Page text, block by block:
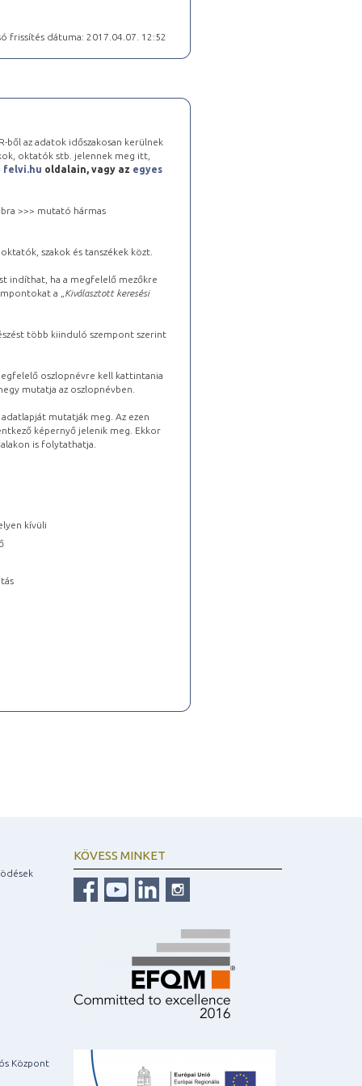
frissítés dátuma: 2017.04.07. 12:52
ből az adatok időszakosan kerülnek
oktatók stb. jelennek meg itt,
felvi.hu oldalain, vagy az egyes
>>> mutató hármas
szakok és tanszékek közt.
indíthat, ha a megfelelő mezőkre
a „ Kiválasztott keresési
több kiinduló szempont szerint
oszlopnévre kell kattintania
mutatja az oszlopnévben.
mutatják meg. Az ezen
képernyő jelenik meg. Ekkor
is folytathatja.
kívüli
Központ
KÖVESS MINKET